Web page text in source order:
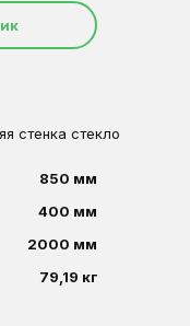
стенка стекло
850 мм
400 мм
2000 мм
79,19 кг